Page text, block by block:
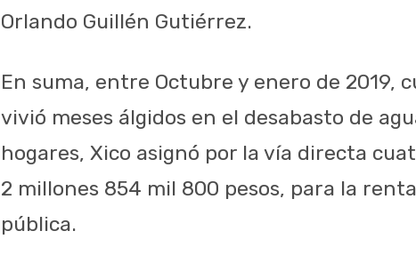
Orlando Guillén Gutiérrez.
En suma, entre Octubre y enero de 2019,
vivió meses álgidos en el desabasto de
hogares, Xico asignó por la vía directa
2 millones 854 mil 800 pesos, para la
pública.